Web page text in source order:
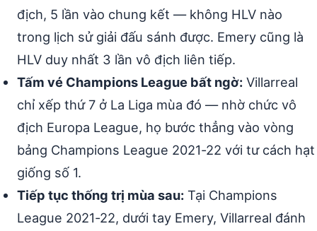
địch, 5 lần vào chung kết — không HLV nào
trong lịch sử giải đấu sánh được. Emery cũng là
HLV duy nhất 3 lần vô địch liên tiếp.
Tấm vé Champions League bất ngờ: Villarreal
chỉ xếp thứ 7 ở La Liga mùa đó — nhờ chức vô
địch Europa League, họ bước thẳng vào vòng
bảng Champions League 2021-22 với tư cách hạt
giống số 1.
Tiếp tục thống trị mùa sau: Tại Champions
League 2021-22, dưới tay Emery, Villarreal đánh